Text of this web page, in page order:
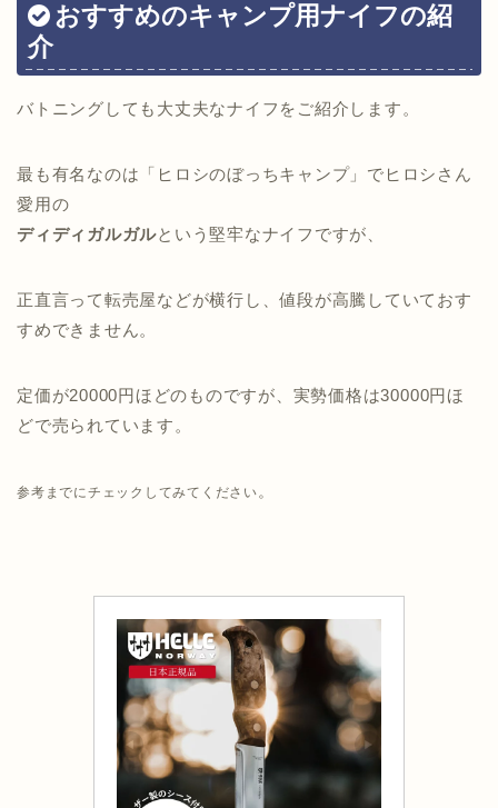
おすすめのキャンプ用ナイフの紹
介
バトニングしても大丈夫なナイフをご紹介します。
最も有名なのは「ヒロシのぼっちキャンプ」でヒロシさん
愛用の
ディディガルガルという堅牢なナイフですが、
正直言って転売屋などが横行し、値段が高騰していておす
すめできません。
定価が20000円ほどのものですが、実勢価格は30000円ほ
どで売られています。
参考までにチェックしてみてください 。